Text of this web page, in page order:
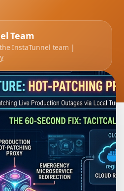
Team
InstaTunnel team |